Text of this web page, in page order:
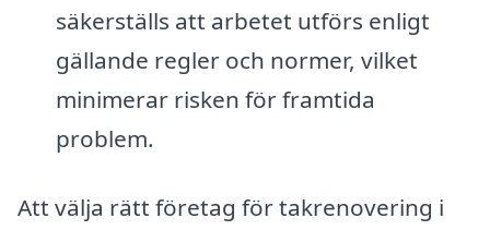
säkerställs att arbetet utförs enligt
gällande regler och normer, vilket
minimerar risken för framtida
problem.
Att välja rätt företag för takrenovering i